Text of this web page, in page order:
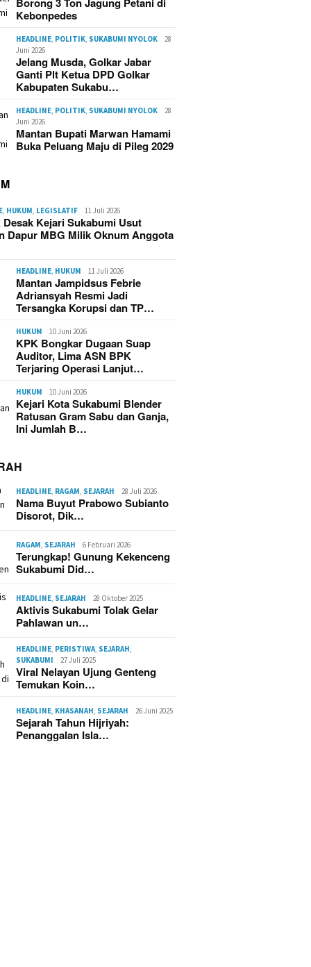
Kebonpedes
HEADLINE, POLITIK, SUKABUMI NYOLOK
28
Juni 2026
Jelang Musda, Golkar Jabar
Ganti Plt Ketua DPD Golkar
Kabupaten Sukabu…
HEADLINE, POLITIK, SUKABUMI NYOLOK
28
Juni 2026
Mantan Bupati Marwan Hamami
Buka Peluang Maju di Pileg 2029
, HUKUM, LEGISLATIF 11 Juli 2026
Desak Kejari Sukabumi Usut
Dapur MBG Milik Oknum Anggota
HEADLINE, HUKUM 11 Juli 2026
Mantan Jampidsus Febrie
Adriansyah Resmi Jadi
Tersangka Korupsi dan TP…
HUKUM 10 Juni 2026
KPK Bongkar Dugaan Suap
Auditor, Lima ASN BPK
Terjaring Operasi Lanjut…
HUKUM 10 Juni 2026
Kejari Kota Sukabumi Blender
Ratusan Gram Sabu dan Ganja,
Ini Jumlah B…
HEADLINE, RAGAM, SEJARAH 28 Juli 2026
Nama Buyut Prabowo Subianto
Disorot, Dik…
RAGAM, SEJARAH 6 Februari 2026
Terungkap! Gunung Kekenceng
Sukabumi Did…
HEADLINE, SEJARAH 28 Oktober 2025
Aktivis Sukabumi Tolak Gelar
Pahlawan un…
HEADLINE, PERISTIWA, SEJARAH,
SUKABUMI
27 Juli 2025
Viral Nelayan Ujung Genteng
Temukan Koin…
HEADLINE, KHASANAH, SEJARAH 26 Juni 2025
Sejarah Tahun Hijriyah:
Penanggalan Isla…